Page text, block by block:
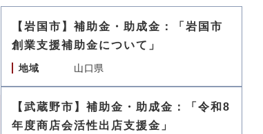
【岩国市】補助金・助成金：「岩国市
創業支援補助金について」
地域 山口県
【武蔵野市】補助金・助成金：「令和8
年度商店会活性出店支援金」